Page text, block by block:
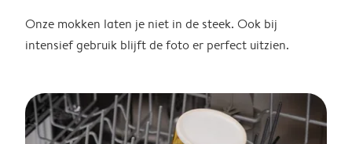
Onze mokken laten je niet in de steek. Ook bij
intensief gebruik blijft de foto er perfect uitzien.